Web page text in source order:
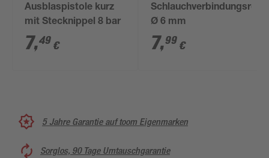
Ausblaspistole kurz
mit Stecknippel 8 bar
7,49 €
Schlauchverbindungsrohr
Ø 6 mm
7,99 €
5 Jahre Garantie auf toom Eigenmarken
Sorglos, 90 Tage Umtauschgarantie